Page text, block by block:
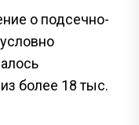
о подсечно-
более 18 тыс.